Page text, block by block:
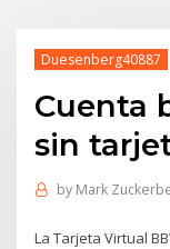
Duesenberg40887
Cuenta
sin
by Mark
La Tarjeta Virtual